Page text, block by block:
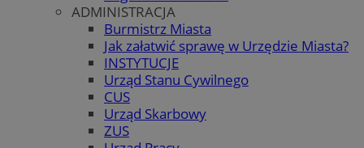
ADMINISTRACJA
Burmistrz Miasta
Jak załatwić sprawę w Urzędzie Miasta?
INSTYTUCJE
Urząd Stanu Cywilnego
CUS
Urząd Skarbowy
ZUS